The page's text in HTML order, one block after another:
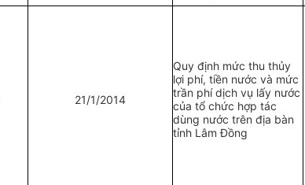
21/1/2014
Quy định mức thu thủy
lợi phí, tiền nước và mức
trần phí dịch vụ lấy nước
của tổ chức hợp tác
dùng nước trên địa bàn
tỉnh Lâm Đồng